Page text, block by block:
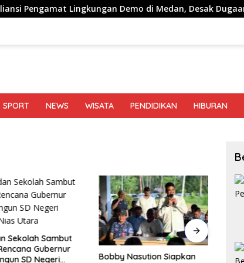
Lingkungan Demo di Medan, Desak Dugaan Peredaran
SPORT NEWS WISATA PENDIDIKAN HIBURAN
Sambut
Gubernur
SD Negeri
Bobby Nasution Siapkan